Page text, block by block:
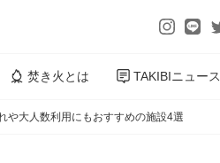
焚き火とは TAKIBIニュース
や大人数利用にもおすすめの施設4選